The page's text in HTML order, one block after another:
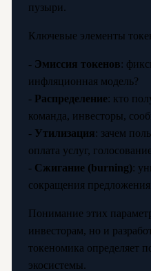
пузыри.
Ключевые элементы
- Эмиссия токенов:
инфляционная модель?
- Распределение: кто
команда, инвесторы,
- Утилизация: зачем
оплата услуг,
- Сжигание (burning):
сокращения
Понимание этих
инвесторам, но и
токеномика определяет
экосистемы.